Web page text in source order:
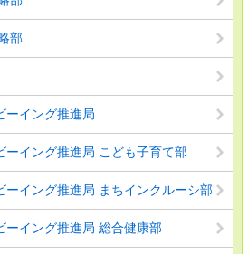
部
ーイング推進局
ーイング推進局 こども子育て部
ーイング推進局 まちインクルーシ部
ーイング推進局 総合健康部